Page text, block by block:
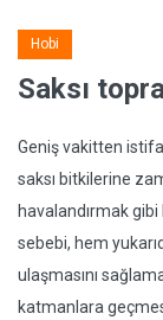
Hobi
Saksı
Geniş vakitten
saksı bitkilerine
havalandırmak
sebebi, hem
ulaşmasını
katmanlara